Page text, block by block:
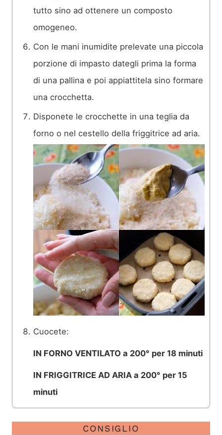
tutto sino ad ottenere un composto
omogeneo.
Con le mani inumidite prelevate una piccola
porzione di impasto dategli prima la forma
di una pallina e poi appiattitela sino formare
una crocchetta.
Disponete le crocchette in una teglia da
forno o nel cestello della friggitrice ad aria.
Cuocete:
IN FORNO VENTILATO a 200° per 18 minuti
IN FRIGGITRICE AD ARIA a 200° per 15
minuti
CONSIGLIO